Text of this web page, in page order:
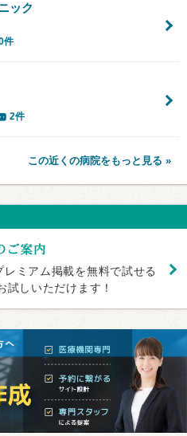
ック
件
2件
この近くの病院をもっと見る »
ミアム掲載を無料で試せる
試しいただけます！